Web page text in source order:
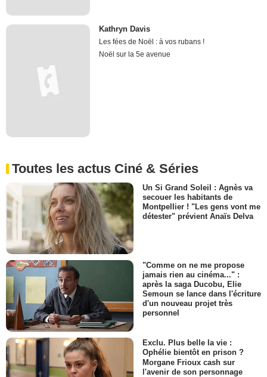
Kathryn Davis
Les fées de Noël : à vos rubans !
Noël sur la 5e avenue
Toutes les actus Ciné & Séries
Un Si Grand Soleil : Agnès va
secouer les habitants de
Montpellier ! "Les gens vont me
détester" prévient Anaïs Delva
"Comme on ne me propose
jamais rien au cinéma..." :
après la saga Ducobu, Elie
Semoun se lance dans l'écriture
d'un nouveau projet très
personnel
Exclu. Plus belle la vie :
Ophélie bientôt en prison ?
Morgane Frioux cash sur
l'avenir de son personnage